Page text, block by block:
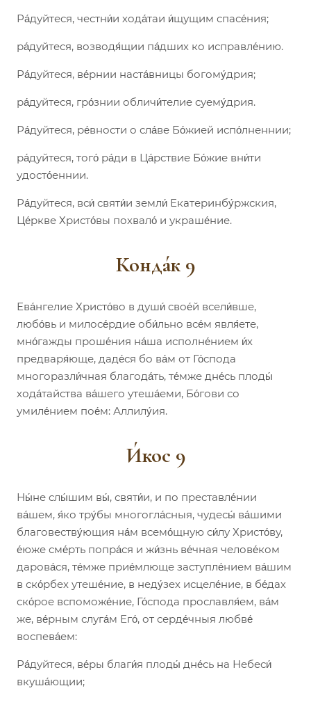
Ра́дуйтеся, честни́и хода́таи и́щущим спасе́ния;
ра́дуйтеся, возводя́щии па́дших ко исправле́нию.
Ра́дуйтеся, ве́рнии наста́вницы богому́дрия;
ра́дуйтеся, гро́знии обличи́телие суему́дрия.
Ра́дуйтеся, ре́вности о сла́ве Бо́жией испо́лненнии;
ра́дуйтеся, того́ ра́ди в Ца́рствие Бо́жие вни́ти
удосто́еннии.
Ра́дуйтеся, вси́ святи́и земли́ Екатеринбу́ржския,
Це́ркве Христо́вы похвало́ и украше́ние.
Конда́к 9
Ева́нгелие Христо́во в души́ свое́й всели́вше,
любо́вь и милосе́рдие оби́льно все́м явля́ете,
мно́гажды проше́ния на́ша исполне́нием и́х
предваря́юще, даде́ся бо ва́м от Го́спода
многоразли́чная благода́ть, те́мже дне́сь плоды́
хода́тайства ва́шего утеша́еми, Бо́гови со
умиле́нием пое́м: Аллилу́ия.
И́кос 9
Ны́не слы́шим вы́, святи́и, и по преставле́нии
ва́шем, я́ко тру́бы многогла́сныя, чудесы́ ва́шими
благовеству́ющия на́м всемо́щную си́лу Христо́ву,
е́юже сме́рть попра́ся и жи́знь ве́чная челове́ком
дарова́ся, те́мже прие́млюще заступле́нием ва́шим
в ско́рбех утеше́ние, в неду́зех исцеле́ние, в бе́дах
ско́рое вспоможе́ние, Го́спода прославля́ем, ва́м
же, ве́рным слуга́м Его́, от серде́чныя любве́
воспева́ем:
Ра́дуйтеся, ве́ры благи́я плоды́ дне́сь на Небеси́
вкуша́ющии;